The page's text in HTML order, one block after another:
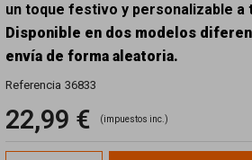
un toque festivo y personalizable a
Disponible en dos modelos
envía de forma aleatoria.
Referencia 36833
22,99 € (impuestos inc.)